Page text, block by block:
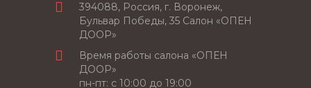
394088, Россия, г. Воронеж,
Бульвар Победы, 35 Салон «ОПЕН
ДООР»
Время работы салона «ОПЕН
ДООР»
пн-пт: c 10:00 до 19:00